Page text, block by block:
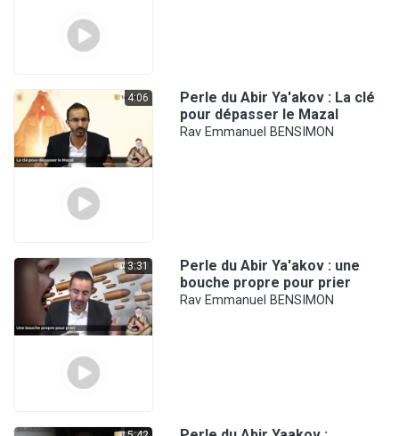
4:06
Perle du Abir Ya'akov : La clé
pour dépasser le Mazal
Rav Emmanuel BENSIMON
3:31
Perle du Abir Ya'akov : une
bouche propre pour prier
Rav Emmanuel BENSIMON